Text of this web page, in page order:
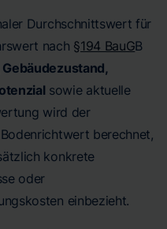
Durchschnittswert für
nach §194 BauGB
Gebäudezustand,
sowie aktuelle
wird der
berechnet,
konkrete
oder
einbezieht.